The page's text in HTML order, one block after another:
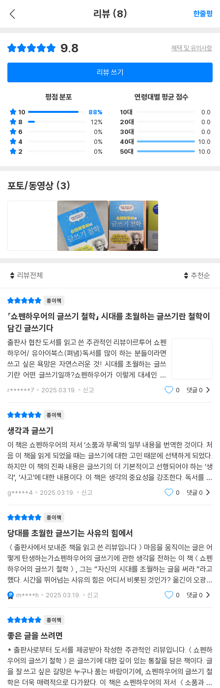
리뷰 (8) 한줄평
9.8 혜택 및 유의사항
리뷰 쓰기
평점 분포
10
88%
8
12%
6
0%
4
0%
2
0%
연령대별 평균 점수
10대
0.0
20대
0.0
30대
0.0
40대
10.0
50대
10.0
포토/동영상 (3)
리뷰전체 추천순
종이책
『쇼펜하우어의 글쓰기 철학」 시대를 초월하는 글쓰기란 철학이
담긴 글쓰기다
출판사 협찬 도서를 읽고 쓴 주관적인 리뷰아르투어 쇼펜
하우어/ 유아이북스(펴냄)독서를 많이 하는 분들이라면
쓰고 싶은 욕망은 자연스러운 것! 시대를 초월하는 글쓰
기란 어떤 글쓰기일까?쇼펜하우어가 이렇게 대세인 적
있었던가!종이책 안 읽는 시대에 서점가 철학 코너 가장
r******7 2025.03.19. 신고 0 댓글0
종이책
생각과 글쓰기
이 책은 쇼펜하우어의 저서 ‘소품과 부록’의 일부 내용을 번역한 것이다. 처
음 이 책을 읽게 되었을 때는 글쓰기에 대한 고민 때문에 선택하게 되었다.
하지만 이 책의 진짜 내용은 글쓰기의 더 기본적이고 선행되어야 하는 ‘생
각’, ‘사고’에 대한 내용이다. 이 책은 생각의 중요성을 강조한다. 독서를 해
도 생각이 없는 독서는 오히려 해가 된다고 말한다. 나의 생각이 형성되지
g*****4 2025.03.19. 신고 0 댓글0
종이책
당대를 초월한 글쓰기는 사유의 힘에서
＜출판사에서 보내준 책을 읽고 쓴 리뷰입니다＞마음을 움직이는 글은 어
떻게 탄생하는가쇼펜하우어의 글쓰기에 관한 생각을 전하는 이 책＜쇼펜
하우어의 글쓰기 철학＞, 그는 “자신의 시대를 초월하는 글을 써라.”라고
했다. 시간을 뛰어넘는 사유의 힘은 어디서 비롯된 것인가? 옮긴이 오광일
은 쇼펜하우어의 ＜소품과 부록＞ 안에 담긴 내용을 빌려와 이 책을 구성
했는데, 그 이유를
m****h 2025.03.19. 신고 0 댓글0
종이책
좋은 글을 쓰려면
* 출판사로부터 도서를 제공받아 작성한 주관적인 리뷰입니다.＜쇼펜하
우어의 글쓰기 철학＞은 글쓰기에 대한 깊이 있는 통찰을 담은 책이다. 글
을 잘 쓰고 싶은 갈망은 누구나 품는 바람이기에, 쇼펜하우어의 글쓰기 철
학은 더욱 매력적으로 다가왔다. 이 책은 쇼펜하우어의 저서 ＜소품과 부